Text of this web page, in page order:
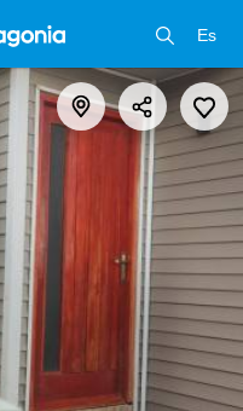
Es